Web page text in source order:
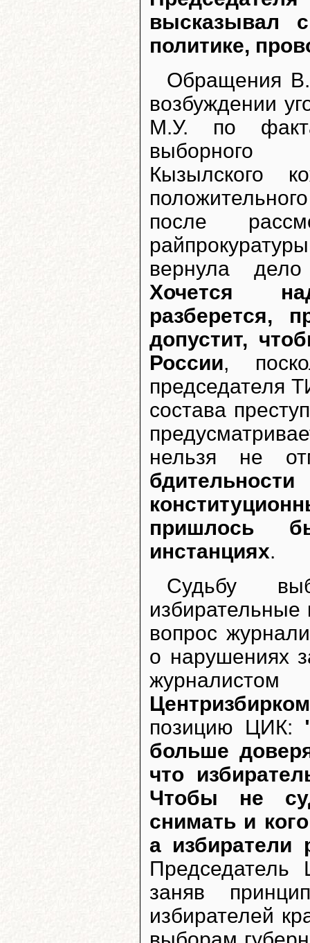
высказывал
политике,
Обращения
возбуждении
М.У. по
выборного
Кызылского
после
вернула
Хочется
разберется,
допустит,
России,
председателя
состава
нельзя не
пришлось
инстанциях.
Судьбу
вопрос
о нарушениях
позицию ЦИК:
больше
что
Чтобы не
снимать и
а избиратели
заняв
избирателей